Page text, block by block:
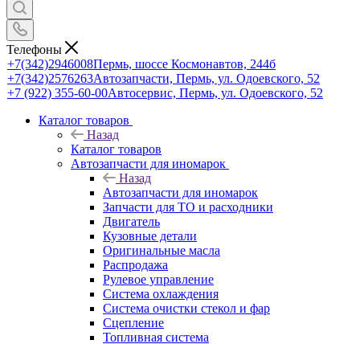
Телефоны
+7(342)2946008Пермь, шоссе Космонавтов, 244б
+7(342)2576263Автозапчасти, Пермь, ул. Одоевского, 52
+7 (922) 355-60-00Автосервис, Пермь, ул. Одоевского, 52
Каталог товаров
Назад
Каталог товаров
Автозапчасти для иномарок
Назад
Автозапчасти для иномарок
Запчасти для ТО и расходники
Двигатель
Кузовные детали
Оригинальные масла
Распродажа
Рулевое управление
Система охлаждения
Система очистки стекол и фар
Сцепление
Топливная система